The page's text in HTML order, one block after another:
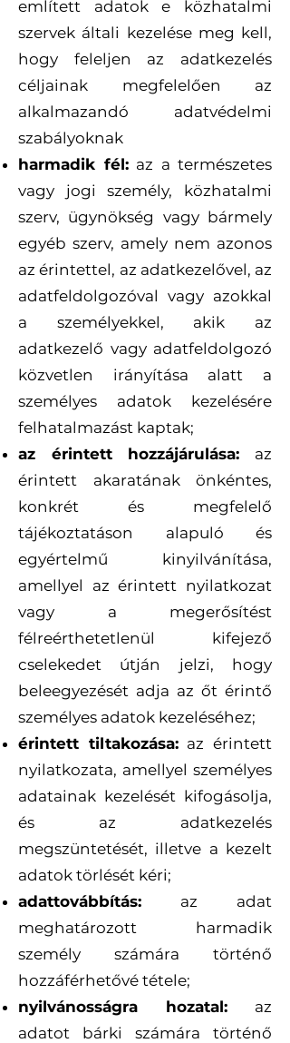
említett adatok e közhatalmi
szervek általi kezelése meg kell,
hogy feleljen az adatkezelés
céljainak megfelelően az
alkalmazandó adatvédelmi
szabályoknak
harmadik fél:az a természetes
vagy jogi személy, közhatalmi
szerv, ügynökség vagy bármely
egyéb szerv, amely nem azonos
az érintettel, az adatkezelővel, az
adatfeldolgozóval vagy azokkal
a személyekkel, akik az
adatkezelő vagy adatfeldolgozó
közvetlen irányítása alatt a
személyes adatok kezelésére
felhatalmazást kaptak;
az érintett hozzájárulása: az
érintett akaratának önkéntes,
konkrét és megfelelő
tájékoztatáson alapuló és
egyértelmű kinyilvánítása,
amellyel az érintett nyilatkozat
vagy a megerősítést
félreérthetetlenül kifejező
cselekedet útján jelzi, hogy
beleegyezését adja az őt érintő
személyes adatok kezeléséhez;
érintett tiltakozása:az érintett
nyilatkozata, amellyel személyes
adatainak kezelését kifogásolja,
és az adatkezelés
megszüntetését, illetve a kezelt
adatok törlését kéri;
adattovábbítás: az adat
meghatározott harmadik
személy számára történő
hozzáférhetővé tétele;
nyilvánosságra hozatal: az
adatot bárki számára történő